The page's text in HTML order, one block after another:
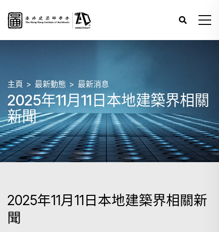
主頁 最新動態 最新消息
2025年11月11日本地建築界相關
新聞
2025年11月11日本地建築界相關新
聞